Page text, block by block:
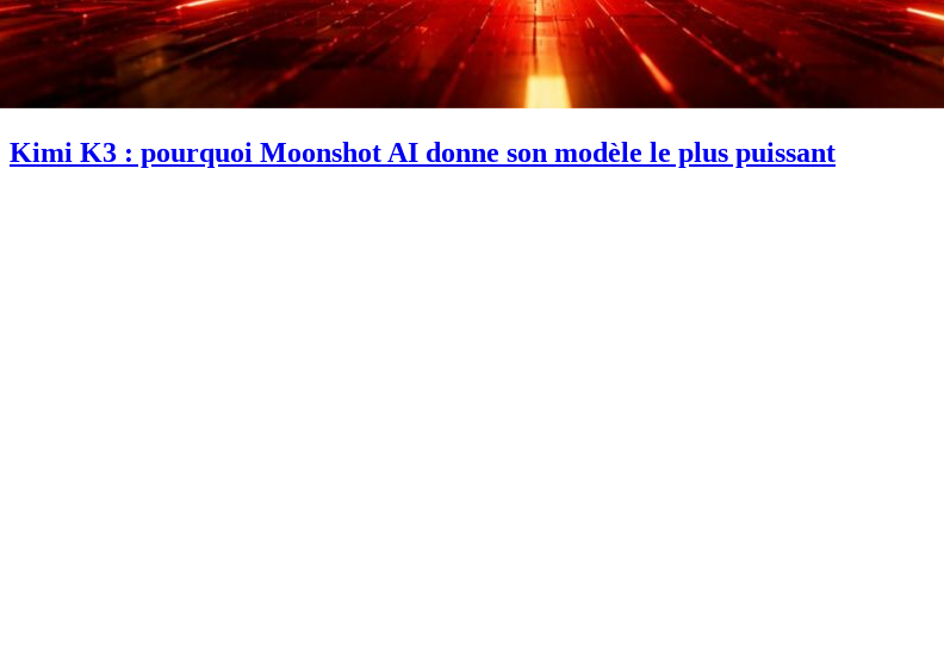
Kimi K3 : pourquoi Moonshot AI donne son modèle le plus puissant